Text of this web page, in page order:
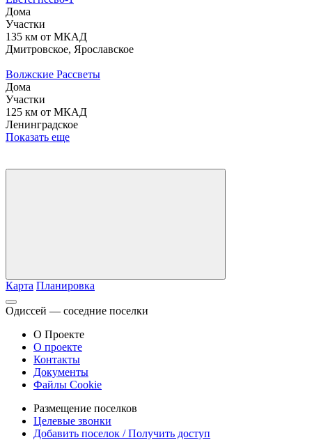
Дома
Участки
135 км от МКАД
Дмитровское, Ярославское
Волжские Рассветы
Дома
Участки
125 км от МКАД
Ленинградское
Показать еще
Карта Планировка
Одиссей — соседние поселки
О Проекте
О проекте
Контакты
Документы
Файлы Cookie
Размещение поселков
Целевые звонки
Добавить поселок / Получить доступ